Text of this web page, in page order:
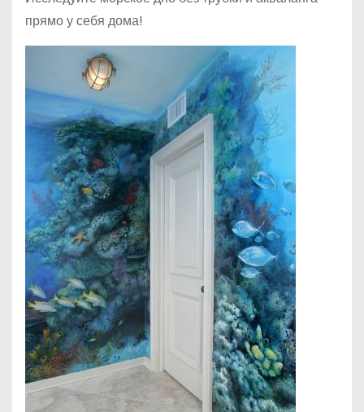
прямо у себя дома!